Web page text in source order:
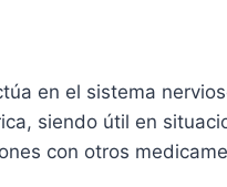
en el sistema
siendo útil en
con otros